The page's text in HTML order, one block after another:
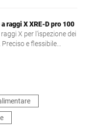
raggi X XRE-D pro 100
X per l'ispezione dei
e flessibile